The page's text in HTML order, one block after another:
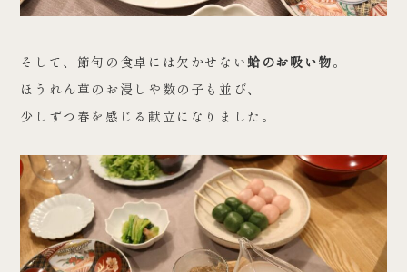
そして、節句の食卓には欠かせない蛤のお吸い物。
ほうれん草のお浸しや数の子も並び、
少しずつ春を感じる献立になりました。